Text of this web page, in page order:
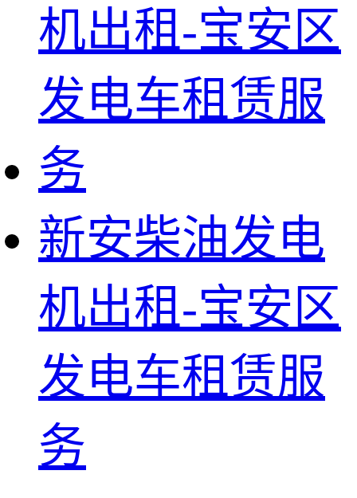
新安柴油发电
机出租-宝安区
发电车租赁服
务